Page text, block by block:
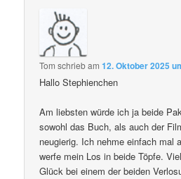
Tom schriebam12. Oktober 2025
Hallo Stephienchen
Am liebsten würde ich ja beide
sowohl das Buch, als auch der
neugierig. Ich nehme einfach mal
werfe mein Los in beide Töpfe.
Glück bei einem der beiden